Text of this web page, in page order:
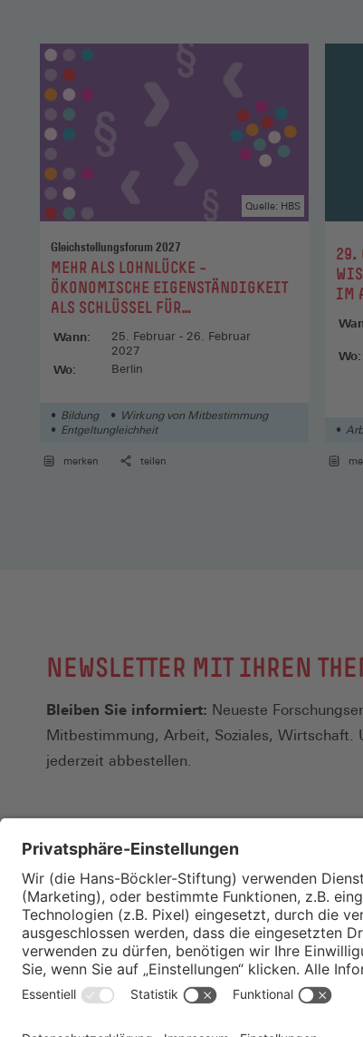
Gleichstellungsforum 2027
:MEHR ALS LOHNLÜCKE –
ÖKONOMISCHE EIGENSTÄNDIGKEIT
ALS SCHLÜSSEL FÜR
Quelle: HBS
Wann:
25. Februar - 26. Februar
2027
Wo: Berlin
Bildung
Wirkung von Mitbestimmung
Entgeltungleichheit
merken teilen
:29.
IM
Wo:
NEWSLETTER MIT IHREN
Bleiben Sie informiert: Neueste
Mitbestimmung, Arbeit, Soziales, Wirtschaft.
jederzeit abbestellen.